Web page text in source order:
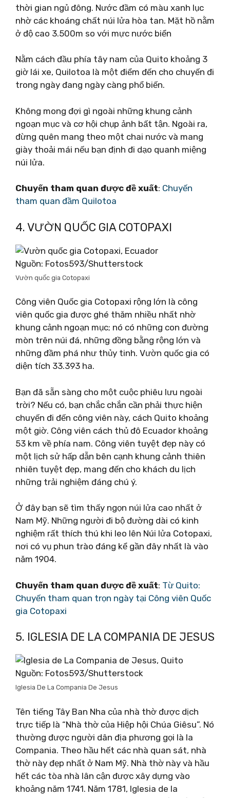
thời gian ngủ đông. Nước đầm có màu xanh lục
nhờ các khoáng chất núi lửa hòa tan. Mặt hồ nằm
ở độ cao 3.500m so với mực nước biển
Nằm cách đầu phía tây nam của Quito khoảng 3
giờ lái xe, Quilotoa là một điểm đến cho chuyến đi
trong ngày đang ngày càng phổ biến.
Không mong đợi gì ngoài những khung cảnh
ngoạn mục và cơ hội chụp ảnh bất tận. Ngoài ra,
đừng quên mang theo một chai nước và mang
giày thoải mái nếu bạn định đi dạo quanh miệng
núi lửa.
Chuyến tham quan được đề xuất: Chuyến
tham quan đầm Quilotoa
4. VƯỜN QUỐC GIA COTOPAXI
Nguồn: Fotos593/Shutterstock
Vườn quốc gia Cotopaxi
Công viên Quốc gia Cotopaxi rộng lớn là công
viên quốc gia được ghé thăm nhiều nhất nhờ
khung cảnh ngoạn mục; nó có những con đường
mòn trên núi đá, những đồng bằng rộng lớn và
những đầm phá như thủy tinh. Vườn quốc gia có
diện tích 33.393 ha.
Bạn đã sẵn sàng cho một cuộc phiêu lưu ngoài
trời? Nếu có, bạn chắc chắn cần phải thực hiện
chuyến đi đến công viên này, cách Quito khoảng
một giờ. Công viên cách thủ đô Ecuador khoảng
53 km về phía nam. Công viên tuyệt đẹp này có
một lịch sử hấp dẫn bên cạnh khung cảnh thiên
nhiên tuyệt đẹp, mang đến cho khách du lịch
những trải nghiệm đáng chú ý.
Ở đây bạn sẽ tìm thấy ngọn núi lửa cao nhất ở
Nam Mỹ. Những người đi bộ đường dài có kinh
nghiệm rất thích thú khi leo lên Núi lửa Cotopaxi,
nơi có vụ phun trào đáng kể gần đây nhất là vào
năm 1904.
Chuyến tham quan được đề xuất: Từ Quito:
Chuyến tham quan trọn ngày tại Công viên Quốc
gia Cotopaxi
5. IGLESIA DE LA COMPANIA DE JESUS
Nguồn: Fotos593/Shutterstock
Iglesia De La Compania De Jesus
Tên tiếng Tây Ban Nha của nhà thờ được dịch
trực tiếp là “Nhà thờ của Hiệp hội Chúa Giêsu”. Nó
thường được người dân địa phương gọi là la
Compania. Theo hầu hết các nhà quan sát, nhà
thờ này đẹp nhất ở Nam Mỹ. Nhà thờ này và hầu
hết các tòa nhà lân cận được xây dựng vào
khoảng năm 1741. Năm 1781, Iglesia de la